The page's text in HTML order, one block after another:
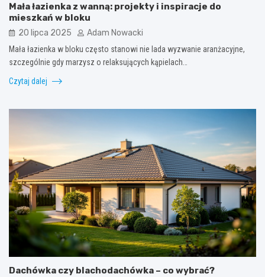
Mała łazienka z wanną: projekty i inspiracje do
mieszkań w bloku
20 lipca 2025 Adam Nowacki
Mała łazienka w bloku często stanowi nie lada wyzwanie aranżacyjne,
szczególnie gdy marzysz o relaksujących kąpielach…
Czytaj dalej
Dachówka czy blachodachówka – co wybrać?